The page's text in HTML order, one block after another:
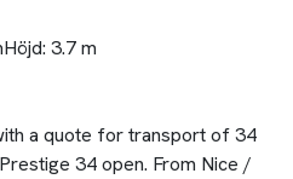
Höjd: 3.7 m
a quote for transport of 34
34 open. From Nice /